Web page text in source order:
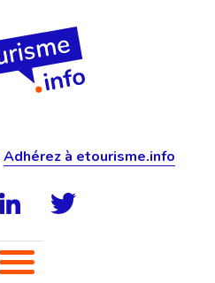
Adhérez à etourisme.info